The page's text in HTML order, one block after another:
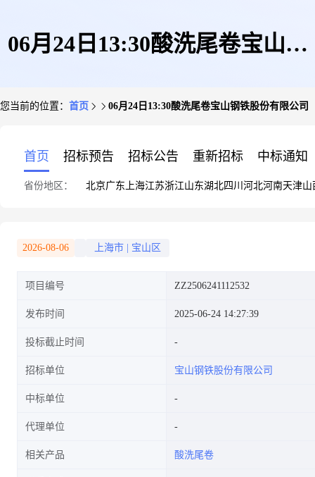
06月24日13:30酸洗尾卷宝山钢
您当前的位置： 首页 06月24日13:30酸洗尾卷宝山钢铁股份有限公司
首页 招标预告 招标公告 重新招标 中标通知
省份地区： 北京广东 上海江苏浙江山东湖北四川 河北河南天津山
2026-08-06 上海市 宝山区
项目编号 ZZ2506241112532
发布时间 2025-06-24 14:27:39
投标截止时间
招标单位 宝山钢铁股份有限公司
中标单位
代理单位
相关产品 酸洗尾卷